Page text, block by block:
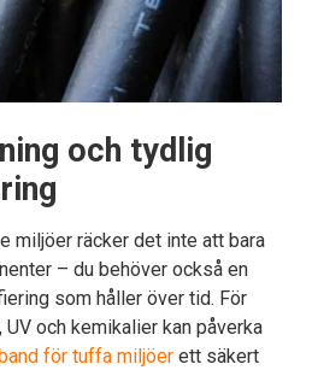
och tydlig
miljöer räcker det inte att bara
– du behöver också en
som håller över tid. För
och kemikalier kan påverka
för tuffa miljöer ett säkert